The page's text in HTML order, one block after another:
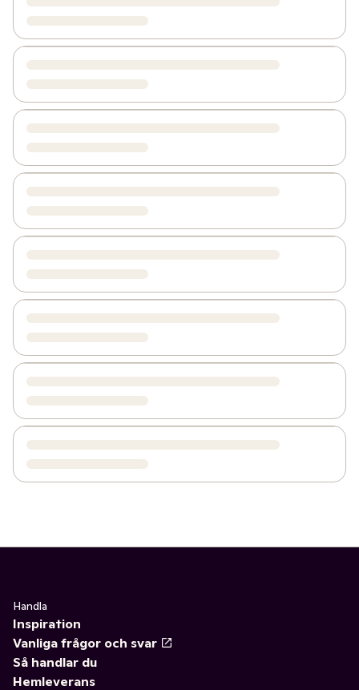
Handla
Inspiration
Vanliga frågor och svar
Så handlar du
Hemleverans